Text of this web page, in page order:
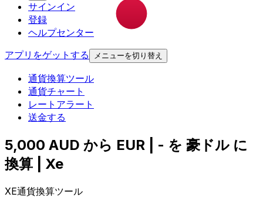
サインイン
登録
ヘルプセンター
アプリをゲットする
メニューを切り替え
通貨換算ツール
通貨チャート
レートアラート
送金する
5,000 AUD から EUR | - を 豪ドル に
換算 | Xe
XE通貨換算ツール